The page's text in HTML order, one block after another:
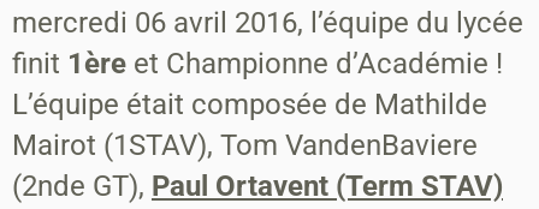
mercredi 06 avril 2016, l’équipe du lycée
finit 1ère et Championne d’Académie !
L’équipe était composée de Mathilde
Mairot (1STAV), Tom VandenBaviere
(2nde GT), Paul Ortavent (Term STAV)